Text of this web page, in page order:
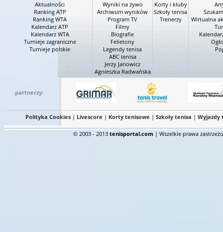
Aktualności
Ranking ATP
Ranking WTA
Kalendarz ATP
Kalendarz WTA
Turnieje zagraniczne
Turnieje polskie
Wyniki na żywo
Archiwum wyników
Program TV
Filmy
Biografie
Felietony
Legendy tenisa
ABC tenisa
Jerzy Janowicz
Agnieszka Radwańska
Korty i kluby
Szkoły tenisa
Trenerzy
Wirtualna
partnerzy:
Polityka Cookies| Livescore | Korty tenisowe | Szkoły tenisa | Wyjazdy
© 2003 - 2013 tenisportal.com | Wszelkie prawa